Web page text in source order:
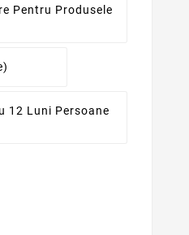
Pentru Produsele
12 Luni Persoane